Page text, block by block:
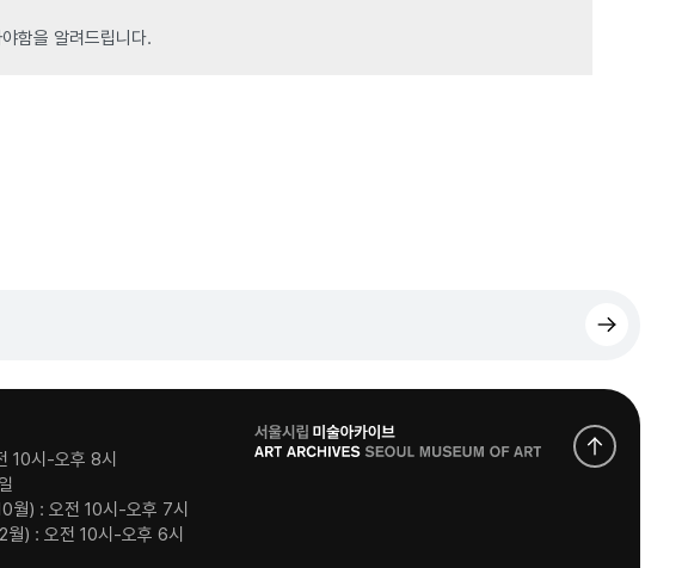
함을 알려드립니다.
10시-오후 8시
월) : 오전 10시-오후 7시
월) : 오전 10시-오후 6시
로
고